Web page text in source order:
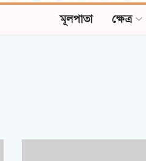
মূলপাতা ক্ষেত্র